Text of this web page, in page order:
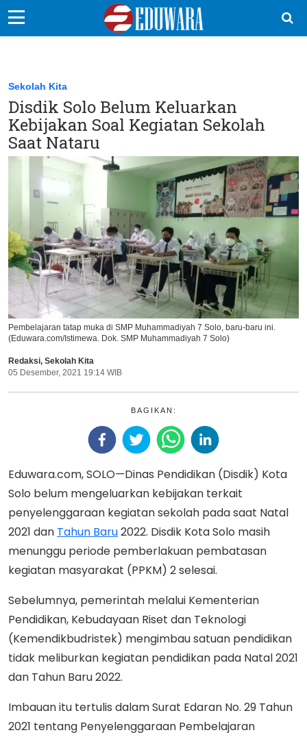
Sekolah Kita
Vokasi
Kampus
Idea
Ikuti Kami di:
Sekolah Kita
Disdik Solo Belum Keluarkan
Kebijakan Soal Kegiatan Sekolah
Saat Nataru
Pembelajaran tatap muka di SMP Muhammadiyah 7 Solo, baru-baru ini.
(Eduwara.com/Istimewa. Dok. SMP Muhammadiyah 7 Solo)
Redaksi, Sekolah Kita
05 Desember, 2021 19:14 WIB
BAGIKAN:
Eduwara.com, SOLO—Dinas Pendidikan (Disdik) Kota
Solo belum mengeluarkan kebijakan terkait
penyelenggaraan kegiatan sekolah pada saat Natal
2021 dan Tahun Baru2022. Disdik Kota Solo masih
menunggu periode pemberlakuan pembatasan
kegiatan masyarakat (PPKM) 2 selesai.
Sebelumnya, pemerintah melalui Kementerian
Pendidikan, Kebudayaan Riset dan Teknologi
(Kemendikbudristek) mengimbau satuan pendidikan
tidak meliburkan kegiatan pendidikan pada Natal 2021
dan Tahun Baru 2022.
Imbauan itu tertulis dalam Surat Edaran No. 29 Tahun
2021 tentang Penyelenggaraan Pembelajaran